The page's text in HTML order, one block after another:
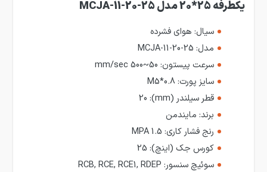
یکطرفه 25*20 مدل MCJA-11-20-25
سیال: هوای فشرده
مدل: MCJA-11-20-25
سرعت پیستون: 50~500 mm/sec
سایز پورت:M5*0.8
قطر سیلندر (mm):
20
برند: مایندمن
رنج فشار کاری: 1.5 MPA
کورس جک (اینچ): 25
سوئیچ سنسور: RCB, RCE, RCE1, RDEP